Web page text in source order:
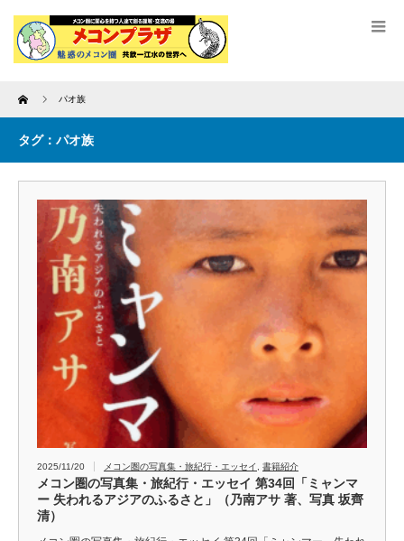
Home パオ族
タグ：パオ族
2025/11/20 メコン圏の写真集・旅紀行・エッセイ 書籍紹介
メコン圏の写真集・旅紀行・エッセイ 第34回「ミャンマ
ー 失われるアジアのふるさと」（乃南アサ 著、写真 坂齊
清）